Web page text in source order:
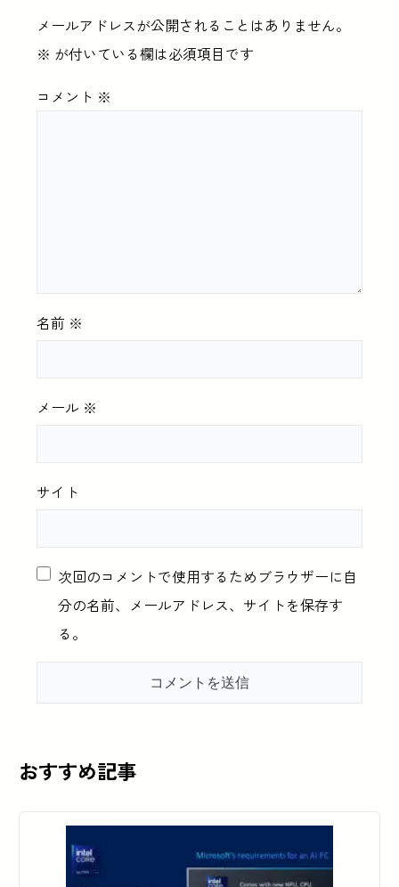
メールアドレスが公開されることはありません。
※ が付いている欄は必須項目です
コメント ※
名前 ※
メール ※
サイト
次回のコメントで使用するためブラウザーに自
分の名前、メールアドレス、サイトを保存す
る。
おすすめ記事